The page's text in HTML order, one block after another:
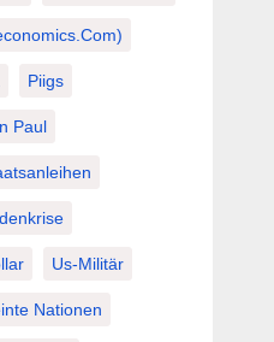
Piigs
Paul
Us-Militär
Nationen